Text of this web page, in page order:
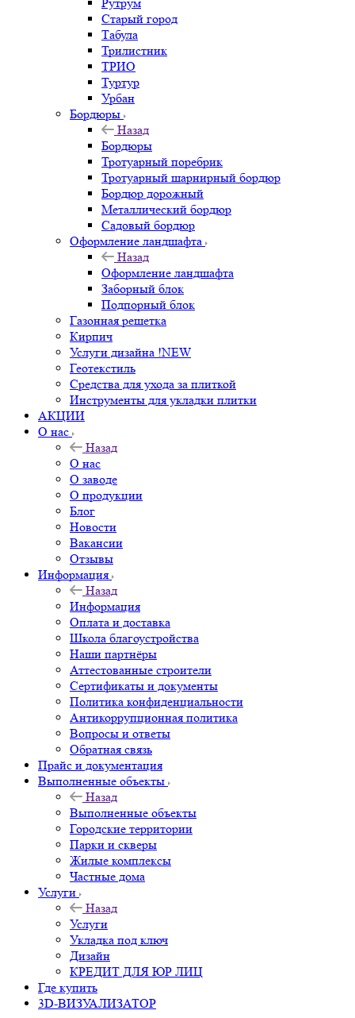
Старый город
Табула
Трилистник
ТРИО
Туртур
Урбан
Бордюры
Назад
Бордюры
Тротуарный поребрик
Тротуарный шарнирный бордюр
Бордюр дорожный
Металлический бордюр
Садовый бордюр
Оформление ландшафта
Назад
Оформление ландшафта
Заборный блок
Подпорный блок
Газонная решетка
Кирпич
Услуги дизайна !NEW
Геотекстиль
Средства для ухода за плиткой
Инструменты для укладки плитки
АКЦИИ
О нас
Назад
О нас
О заводе
О продукции
Блог
Новости
Вакансии
Отзывы
Информация
Назад
Информация
Оплата и доставка
Школа благоустройства
Наши партнёры
Аттестованные строители
Сертификаты и документы
Политика конфиденциальности
Антикоррупционная политика
Вопросы и ответы
Обратная связь
Прайс и документация
Выполненные объекты
Назад
Выполненные объекты
Городские территории
Парки и скверы
Жилые комплексы
Частные дома
Услуги
Назад
Услуги
Укладка под ключ
Дизайн
КРЕДИТ ДЛЯ ЮР ЛИЦ
Где купить
3D-ВИЗУАЛИЗАТОР